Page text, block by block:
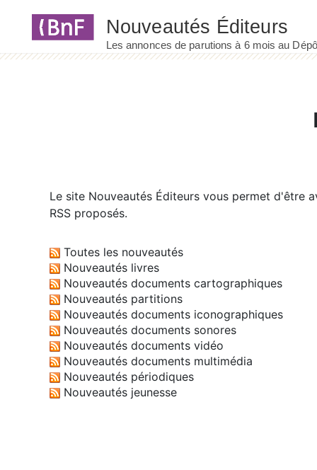
Le site Nouveautés Éditeurs vous permet d'être
RSS proposés.
Toutes les nouveautés
Nouveautés livres
Nouveautés documents cartographiques
Nouveautés partitions
Nouveautés documents iconographiques
Nouveautés documents sonores
Nouveautés documents vidéo
Nouveautés documents multimédia
Nouveautés périodiques
Nouveautés jeunesse